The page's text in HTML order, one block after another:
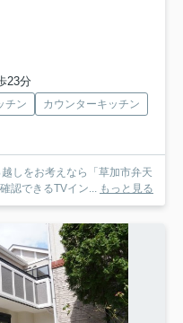
23分
チン
カウンターキッチン
しをお考えなら「草加市弁天
認できるTVイン... もっと見る